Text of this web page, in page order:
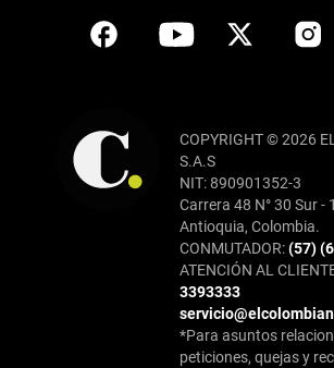
COPYRIGHT © 2026
S.A.S
NIT: 890901352-3
Carrera 48 N° 30 Sur -
Antioquia, Colombia.
CONMUTADOR:(57)
ATENCIÓN AL
3393333
*Para asuntos
peticiones, quejas y